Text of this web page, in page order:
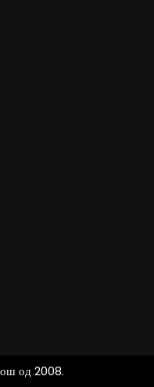
од 2008.